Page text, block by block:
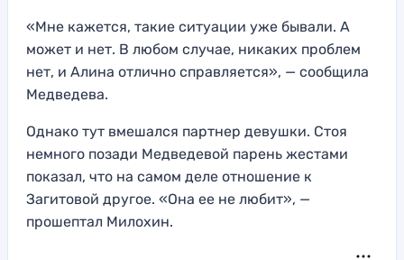
«Мне кажется, такие ситуации уже бывали. А
может и нет. В любом случае, никаких проблем
нет, и Алина отлично справляется», — сообщила
Медведева.
Однако тут вмешался партнер девушки. Стоя
немного позади Медведевой парень жестами
показал, что на самом деле отношение к
Загитовой другое. «Она ее не любит», —
прошептал Милохин.